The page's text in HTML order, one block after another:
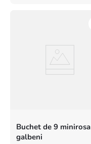
Buchet de 9 minirosa
galbeni